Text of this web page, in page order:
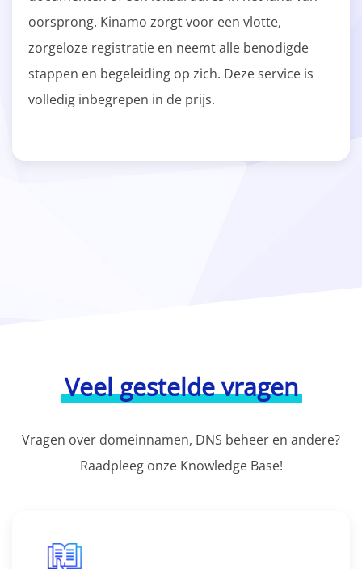
oorsprong. Kinamo zorgt voor een vlotte,
zorgeloze registratie en neemt alle benodigde
stappen en begeleiding op zich. Deze service is
volledig inbegrepen in de prijs.
Veel gestelde vragen
Vragen over domeinnamen, DNS beheer en andere?
Raadpleeg onze Knowledge Base!